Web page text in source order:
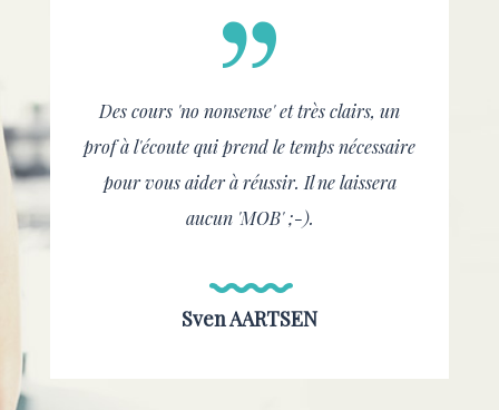
Des cours 'no nonsense' et très clairs, un
prof à l'écoute qui prend le temps nécessaire
pour vous aider à réussir. Il ne laissera
aucun 'MOB' ;-).
Sven AARTSEN